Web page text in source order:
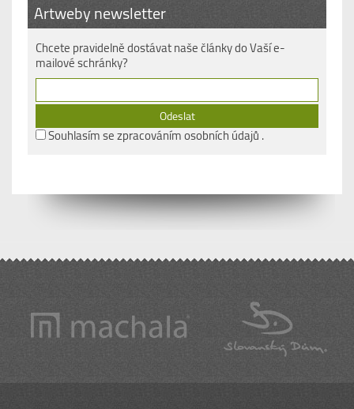
Artweby newsletter
Chcete pravidelně dostávat naše články do Vaší e-
mailové schránky?
Souhlasím sezpracováním osobních údajů .